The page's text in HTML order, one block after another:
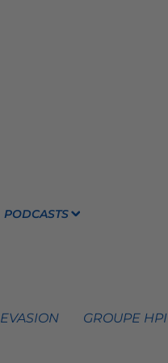
PODCASTS
GROUPE HPI